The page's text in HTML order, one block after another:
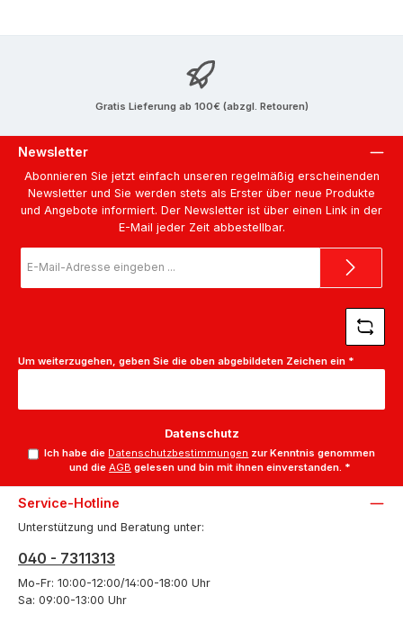
Gratis Lieferung ab 100€ (abzgl. Retouren)
Newsletter
Abonnieren Sie jetzt einfach unseren regelmäßig erscheinenden
Newsletter und Sie werden stets als Erster über neue Produkte
und Angebote informiert. Der Newsletter ist über einen Link in der
E-Mail jeder Zeit abbestellbar.
Mail-
Um weiterzugehen, geben Sie die oben abgebildeten Zeichen ein *
Datenschutz
Ich habe die Datenschutzbestimmungen zur Kenntnis genommen
und dieAGB gelesen und bin mit ihnen einverstanden. *
Service-Hotline
Unterstützung und Beratung unter:
040 - 7311313
Mo-Fr: 10:00-12:00/14:00-18:00 Uhr
Sa: 09:00-13:00 Uhr